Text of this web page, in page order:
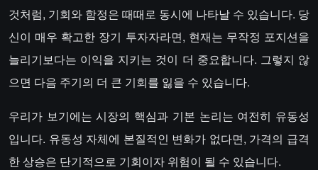
것처럼, 기회와 함정은 때때로 동시에 나타날 수 있습니다. 당
신이 매우 확고한 장기 투자자라면, 현재는 무작정 포지션을
늘리기보다는 이익을 지키는 것이 더 중요합니다. 그렇지 않
으면 다음 주기의 더 큰 기회를 잃을 수 있습니다.
우리가 보기에는 시장의 핵심과 기본 논리는 여전히 유동성
입니다. 유동성 자체에 본질적인 변화가 없다면, 가격의 급격
한 상승은 단기적으로 기회이자 위험이 될 수 있습니다.